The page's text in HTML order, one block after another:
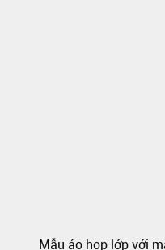
Mẫu áo họp lớp với